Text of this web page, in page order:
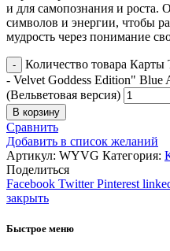
и для самопознания и
символов и энергии, чтобы
мудрость через понимание
Количество товара
- Velvet Goddess Edition"
(Вельветовая версия)
В корзину
Сравнить
Добавить в список желаний
Артикул: WYVG Категория:
Поделиться
Facebook Twitter Pinterest
закрыть
Быстрое меню